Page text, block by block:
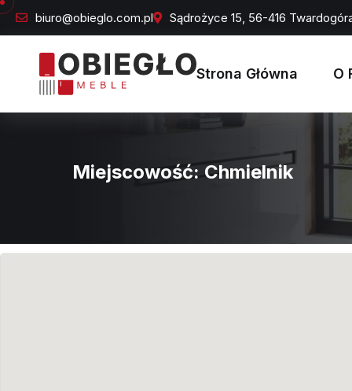
biuro@obieglo.com.pl Sądrożyce 15, 56-416
Strona Główna O
Miejscowość: Chmielnik